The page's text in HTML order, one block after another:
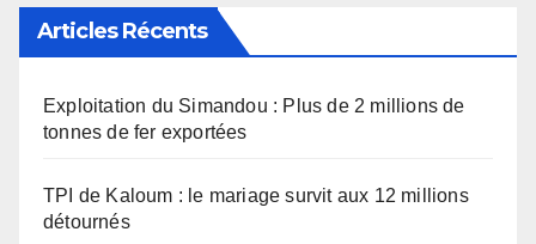
Articles Récents
Exploitation du Simandou : Plus de 2 millions de
tonnes de fer exportées
TPI de Kaloum : le mariage survit aux 12 millions
détournés